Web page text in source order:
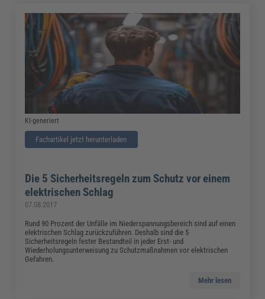
KI-generiert
Fachartikel jetzt herunterladen
Die 5 Sicherheitsregeln zum Schutz vor einem
elektrischen Schlag
07.08.2017
Rund 90 Prozent der Unfälle im Niederspannungsbereich sind auf einen
elektrischen Schlag zurückzuführen. Deshalb sind die 5
Sicherheitsregeln fester Bestandteil in jeder Erst- und
Wiederholungsunterweisung zu Schutzmaßnahmen vor elektrischen
Gefahren.
Mehr lesen